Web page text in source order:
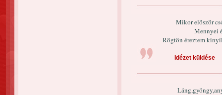
Mikor elöször
Mennyei
Rögtön éreztem
Idézet küldése